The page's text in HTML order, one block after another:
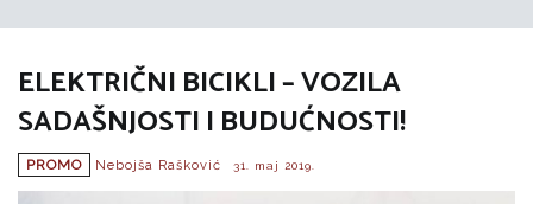
ELEKTRIČNI BICIKLI – VOZILA
SADAŠNJOSTI I BUDUĆNOSTI!
PROMO Nebojša Rašković 31. maj 2019.